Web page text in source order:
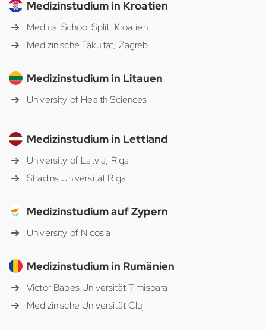
Medizinstudium in Kroatien
Medical School Split, Kroatien
Medizinische Fakultät, Zagreb
Medizinstudium in Litauen
University of Health Sciences
Medizinstudium in Lettland
University of Latvia, Riga
Stradins Universität Riga
Medizinstudium auf Zypern
University of Nicosia
Medizinstudium in Rumänien
Victor Babes Universität Timisoara
Medizinische Universität Cluj